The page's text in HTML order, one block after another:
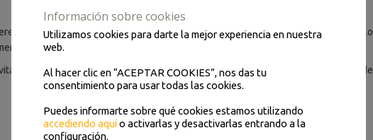
sobre el tipo de autocares que más te convienen, tarifa e incluso te lo
especial.
paséis un día feliz y despreocupado en vuestra boda gracias al alquiler de
Contacto
Información sobre cookies
Utilizamos cookies para darte la mejor experiencia en nuestra
web.
Al hacer clic en “ACEPTAR COOKIES”, nos das tu
consentimiento para usar todas las cookies.
Puedes informarte sobre qué cookies estamos utilizando
accediendo aquío activarlas y desactivarlas entrando a la
configuración.